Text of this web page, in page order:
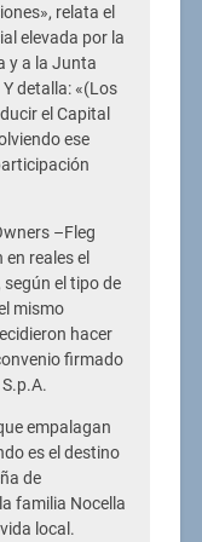
relata el
elevada por la
y a la Junta
detalla: «(Los
el Capital
ese
–Fleg
reales el
el tipo de
mismo
hacer
firmado
empalagan
es el destino
de
familia Nocella
local.